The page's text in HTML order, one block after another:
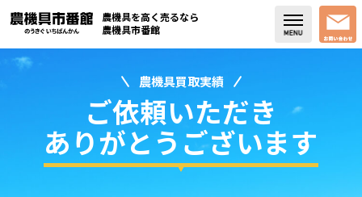
買取実績
コラム・スタッフブログ
農機具を高く売るなら
農機具市番館
農機具買取実績
ご依頼いただき
ありがとうございます